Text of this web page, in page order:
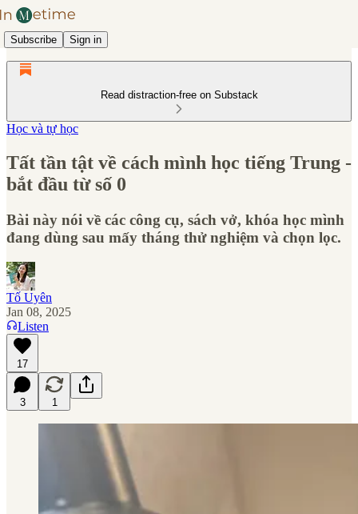
Subscribe Sign in
Read distraction-free on Substack
Học và tự học
Tất tần tật về cách mình học tiếng Trung -
bắt đầu từ số 0
Bài này nói về các công cụ, sách vở, khóa học mình
đang dùng sau mấy tháng thử nghiệm và chọn lọc.
Tố Uyên
Jan 08, 2025
Listen
17
3 1